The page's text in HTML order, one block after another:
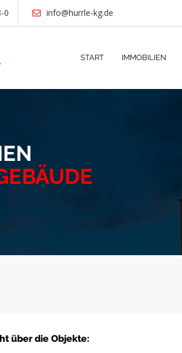
0 info@hurrle-kg.de
START IMMOBILIEN
über die Objekte: